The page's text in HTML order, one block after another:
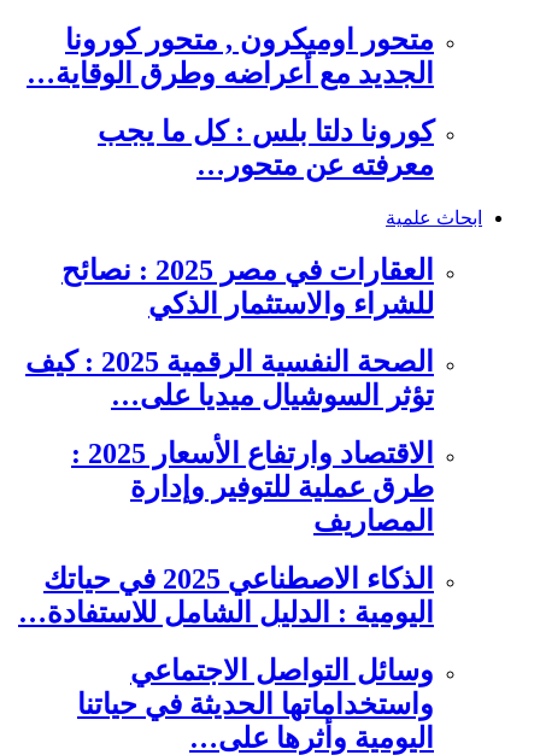
متحور اوميكرون , متحور كورونا
الجديد مع أعراضه وطرق الوقاية…
كورونا دلتا بلس : كل ما يجب
معرفته عن متحور…
ابحاث علمية
العقارات في مصر 2025 : نصائح
للشراء والاستثمار الذكي
الصحة النفسية الرقمية 2025 : كيف
تؤثر السوشيال ميديا على…
الاقتصاد وارتفاع الأسعار 2025 :
طرق عملية للتوفير وإدارة
المصاريف
الذكاء الاصطناعي 2025 في حياتك
اليومية : الدليل الشامل للاستفادة…
وسائل التواصل الاجتماعي
واستخداماتها الحديثة في حياتنا
اليومية وأثرها على…